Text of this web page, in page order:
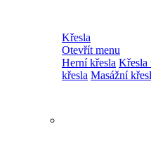
Křesla
Otevřít menu
Herní křesla Křesla
křesla Masážní